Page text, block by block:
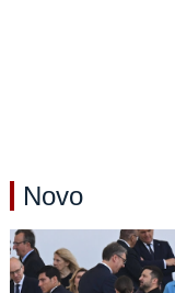
Novo